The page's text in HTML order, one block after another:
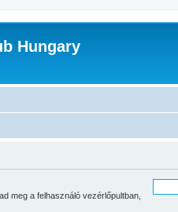
Hungary
meg a felhasználó vezérlőpultban,